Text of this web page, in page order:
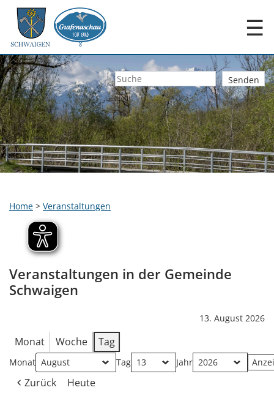
☰
Home > Veranstaltungen
Veranstaltungen in der Gemeinde
Schwaigen
13. August 2026
Monat Woche Tag
Monat Tag Jahr
Zurück Heute